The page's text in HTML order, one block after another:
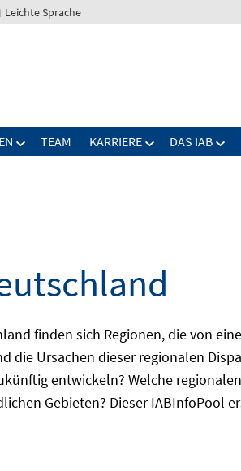
Leichte Sprache
TEAM KARRIERE DAS IAB
finden sich Regionen, die von
die Ursachen dieser regionalen
entwickeln? Welche
Gebieten? DieserIABInfoPool